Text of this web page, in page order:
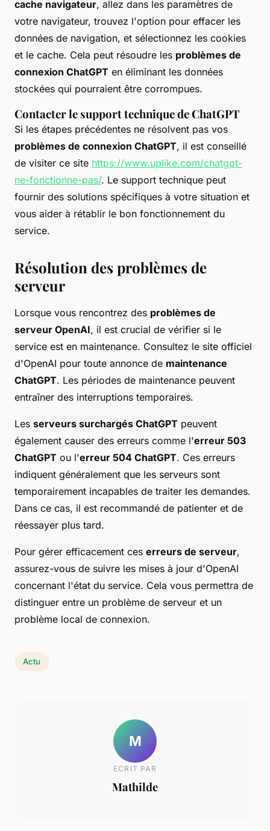
cache navigateur, allez dans les paramètres de
votre navigateur, trouvez l'option pour effacer les
données de navigation, et sélectionnez les cookies
et le cache. Cela peut résoudre les problèmes de
connexion ChatGPT en éliminant les données
stockées qui pourraient être corrompues.
Contacter le support technique de ChatGPT
Si les étapes précédentes ne résolvent pas vos
problèmes de connexion ChatGPT, il est conseillé
de visiter ce site https://www.uplike.com/chatgpt-
ne-fonctionne-pas/. Le support technique peut
fournir des solutions spécifiques à votre situation et
vous aider à rétablir le bon fonctionnement du
service.
Résolution des problèmes de
serveur
Lorsque vous rencontrez des problèmes de
serveur OpenAI, il est crucial de vérifier si le
service est en maintenance. Consultez le site officiel
d'OpenAI pour toute annonce de maintenance
ChatGPT. Les périodes de maintenance peuvent
entraîner des interruptions temporaires.
Les serveurs surchargés ChatGPT peuvent
également causer des erreurs comme l'erreur 503
ChatGPT ou l'erreur 504 ChatGPT. Ces erreurs
indiquent généralement que les serveurs sont
temporairement incapables de traiter les demandes.
Dans ce cas, il est recommandé de patienter et de
réessayer plus tard.
Pour gérer efficacement ces erreurs de serveur,
assurez-vous de suivre les mises à jour d'OpenAI
concernant l'état du service. Cela vous permettra de
distinguer entre un problème de serveur et un
problème local de connexion.
Actu
M
ECRIT PAR
Mathilde